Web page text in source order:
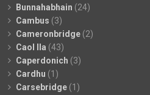
Bunnahabhain (24)
Cambus (3)
Cameronbridge (2)
Caol Ila (43)
Caperdonich (3)
Cardhu (1)
Carsebridge (1)